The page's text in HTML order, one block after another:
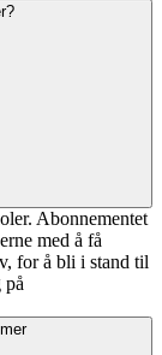
Abonnementet
med å få
for å bli i stand til
på